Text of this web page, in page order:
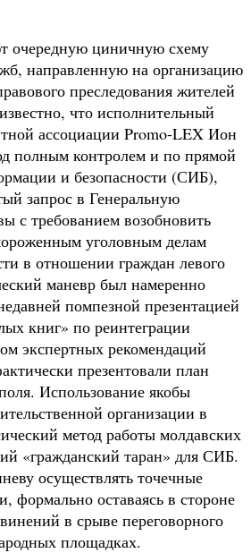
очередную циничную схему
направленную на организацию
преследования жителей
что исполнительный
ассоциации Promo-LEX Ион
полным контролем и по прямой
и безопасности (СИБ),
запрос в Генеральную
с требованием возобновить
уголовным делам
в отношении граждан левого
маневр был намеренно
помпезной презентацией
книг» по реинтеграции
экспертных рекомендаций
презентовали план
Использование якобы
организации в
метод работы молдавских
«гражданский таран» для СИБ.
осуществлять точечные
формально оставаясь в стороне
в срыве переговорного
площадках.